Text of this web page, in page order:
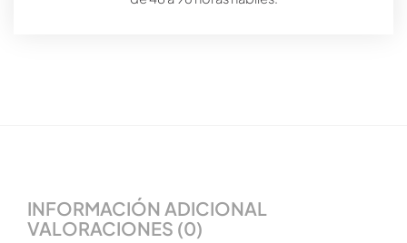
INFORMACIÓN ADICIONAL
VALORACIONES (0)